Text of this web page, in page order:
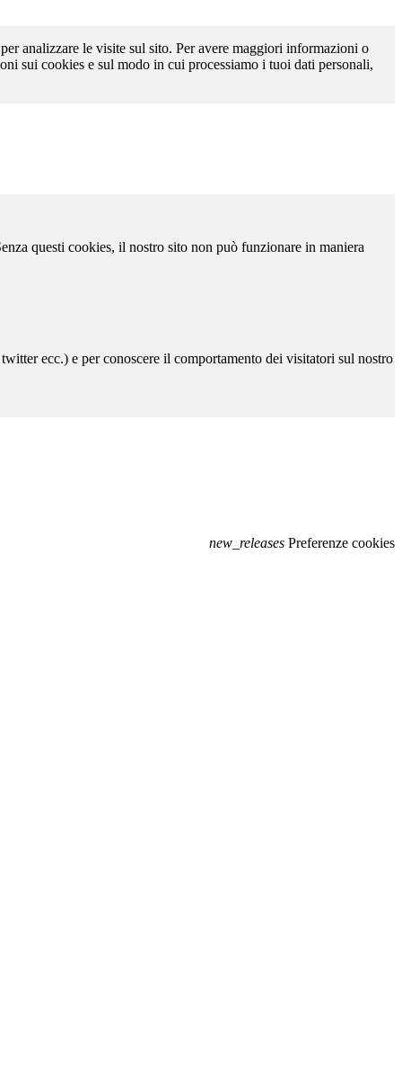
analizzare le visite sul sito. Per avere maggiori informazioni o
sui cookies e sul modo in cui processiamo i tuoi dati personali,
questi cookies, il nostro sito non può funzionare in maniera
ecc.) e per conoscere il comportamento dei visitatori sul nostro
new_releases Preferenze cookies